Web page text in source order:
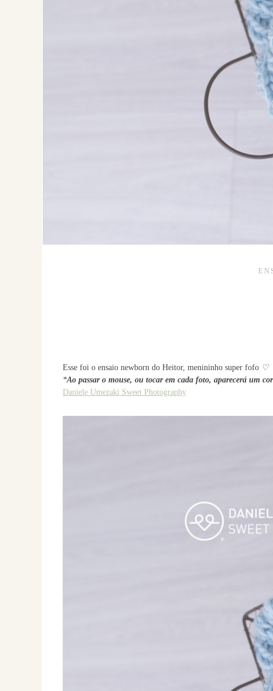
Esse foi o ensaio newborn do Heitor, menininho super fofo ♡
*Ao passar o mouse, ou tocar em cada foto, aparecerá um
Daniele Umezaki Sweet Photography